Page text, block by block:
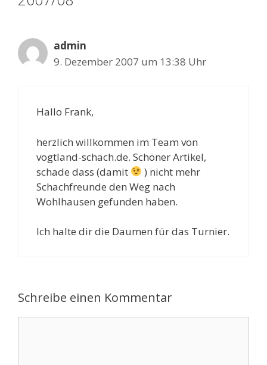
admin
9. Dezember 2007 um 13:38 Uhr
Hallo Frank,
herzlich willkommen im Team von
vogtland-schach.de. Schöner Artikel,
schade dass (damit
) nicht mehr
Schachfreunde den Weg nach
Wohlhausen gefunden haben.
Ich halte dir die Daumen für das Turnier.
Schreibe einen Kommentar